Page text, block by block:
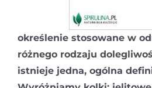
określenie stosowane w
różnego rodzaju
istnieje jedna, ogólna